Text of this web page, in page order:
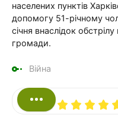
населених пунктів
допомогу 51-річному
січня внаслідок
громади.
Війна